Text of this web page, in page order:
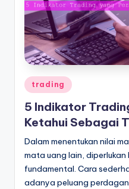
Posted
in
trading
5 Indikator
Ketahui Sebagai
Dalam menentukan nilai
mata uang lain,
fundamental. Cara
adanya peluang